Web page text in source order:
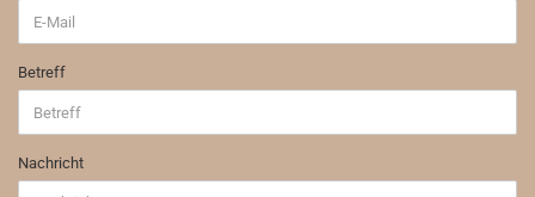
Betreff
Nachricht